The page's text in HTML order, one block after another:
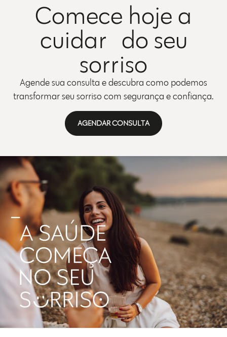
Comece hoje a
cuidar do seu
sorriso
Agende sua consulta e descubra como podemos
transformar seu sorriso com segurança e confiança.
AGENDAR CONSULTA